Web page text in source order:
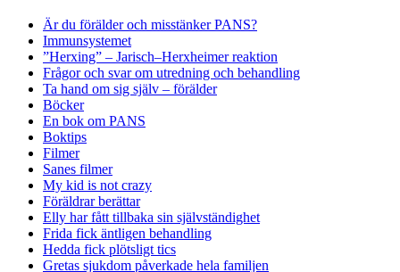
Är du förälder och misstänker PANS?
Immunsystemet
”Herxing” – Jarisch–Herxheimer reaktion
Frågor och svar om utredning och behandling
Ta hand om sig själv – förälder
Böcker
En bok om PANS
Boktips
Filmer
Sanes filmer
My kid is not crazy
Föräldrar berättar
Elly har fått tillbaka sin självständighet
Frida fick äntligen behandling
Hedda fick plötsligt tics
Gretas sjukdom påverkade hela familjen